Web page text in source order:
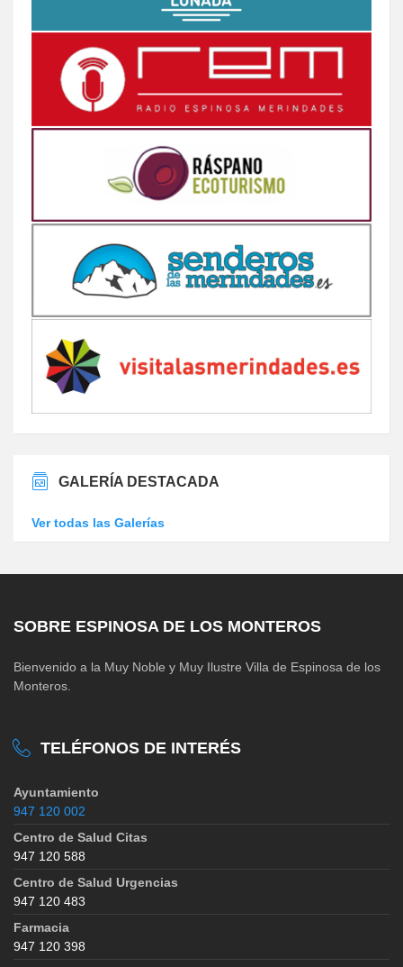
GALERÍA DESTACADA
Ver todas las Galerías
SOBRE ESPINOSA DE LOS MONTEROS
Bienvenido a la Muy Noble y Muy Ilustre Villa de Espinosa de los
Monteros.
TELÉFONOS DE INTERÉS
Ayuntamiento
947 120 002
Centro de Salud Citas
947 120 588
Centro de Salud Urgencias
947 120 483
Farmacia
947 120 398